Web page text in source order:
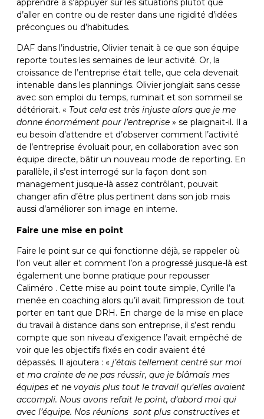
apprendre à s’appuyer sur les situations plutôt que
d’aller en contre ou de rester dans une rigidité d’idées
préconçues ou d’habitudes.
DAF dans l’industrie, Olivier tenait à ce que son équipe
reporte toutes les semaines de leur activité. Or, la
croissance de l’entreprise était telle, que cela devenait
intenable dans les plannings. Olivier jonglait sans cesse
avec son emploi du temps, ruminait et son sommeil se
détériorait. « Tout cela est très injuste alors que je me
donne énormément pour l’entreprise» se plaignait-il. Il a
eu besoin d’attendre et d’observer comment l’activité
de l’entreprise évoluait pour, en collaboration avec son
équipe directe, bâtir un nouveau mode de reporting. En
parallèle, il s’est interrogé sur la façon dont son
management jusque-là assez contrôlant, pouvait
changer afin d’être plus pertinent dans son job mais
aussi d’améliorer son image en interne.
Faire une mise en point
Faire le point sur ce qui fonctionne déjà, se rappeler où
l’on veut aller et comment l’on a progressé jusque-là est
également une bonne pratique pour repousser
Caliméro . Cette mise au point toute simple, Cyrille l’a
menée en coaching alors qu’il avait l’impression de tout
porter en tant que DRH. En charge de la mise en place
du travail à distance dans son entreprise, il s’est rendu
compte que son niveau d’exigence l’avait empêché de
voir que les objectifs fixés en codir avaient été
dépassés. Il ajoutera : « j’étais tellement centré sur moi
et ma crainte de ne pas réussir, que je blâmais mes
équipes et ne voyais plus tout le travail qu’elles avaient
accompli. Nous avons refait le point, d’abord moi qui
avec l’équipe. Nos réunions sont plus constructives et